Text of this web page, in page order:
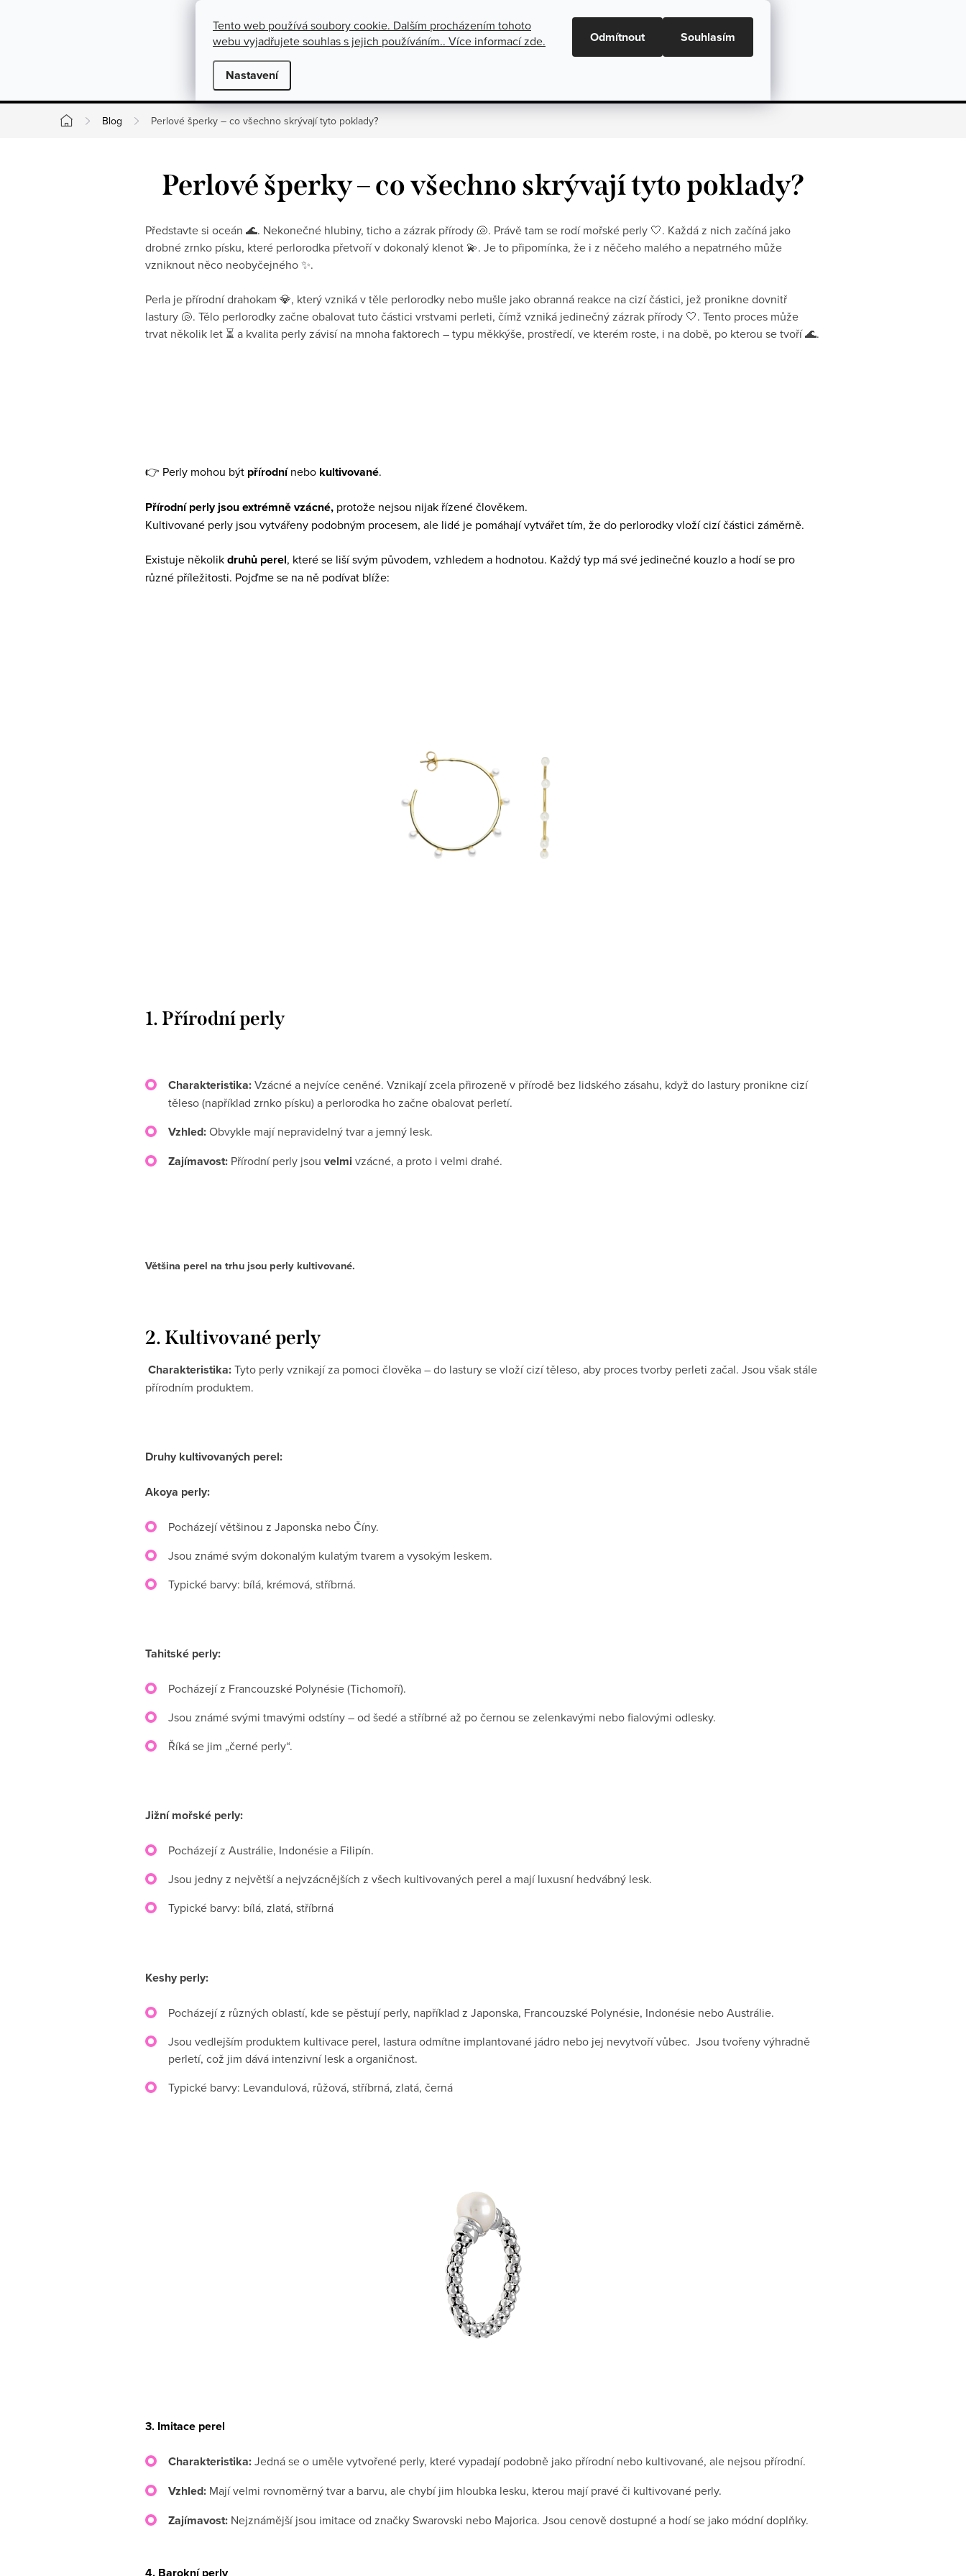
https://cz.pinterest.com/shoppenuela/
Tento web používá soubory cookie. Dalším procházením tohoto
webu vyjadřujete souhlas s jejich používáním.. Více informacízde.
Nastavení
Odmítnout Souhlasím
Podmínky pro výměnu, vrácení a reklamaci Oznámení o zrušení platby dobírkou Všeobecné obchodní podmínky, GDPR a GPSR
Novinky
Domů
Blog Perlové šperky – co všechno skrývají tyto poklady?
Perlové šperky – co všechno skrývají tyto poklady?
Představte si oceán 🌊. Nekonečné hlubiny, ticho a zázrak přírody 🐚. Právě tam se rodí mořské perly 🤍. Každá z nich začíná jako
drobné zrnko písku, které perlorodka přetvoří v dokonalý klenot 💫. Je to připomínka, že i z něčeho malého a nepatrného může
vzniknout něco neobyčejného ✨.
Perla je přírodní drahokam 💎, který vzniká v těle perlorodky nebo mušle jako obranná reakce na cizí částici, jež pronikne dovnitř
lastury 🐚. Tělo perlorodky začne obalovat tuto částici vrstvami perleti, čímž vzniká jedinečný zázrak přírody 🤍. Tento proces může
trvat několik let ⏳ a kvalita perly závisí na mnoha faktorech – typu měkkýše, prostředí, ve kterém roste, i na době, po kterou se tvoří 🌊.
👉 Perly mohou být přírodnínebo kultivované.
Přírodní perly jsou extrémně vzácné, protože nejsou nijak řízené člověkem.
Kultivované perly jsou vytvářeny podobným procesem, ale lidé je pomáhají vytvářet tím, že do perlorodky vloží cizí částici záměrně.
Existuje několikdruhů perel, které se liší svým původem, vzhledem a hodnotou. Každý typ má své jedinečné kouzlo a hodí se pro
různé příležitosti. Pojďme se na ně podívat blíže:
1. Přírodní perly
Charakteristika:Vzácné a nejvíce ceněné. Vznikají zcela přirozeně v přírodě bez lidského zásahu, když do lastury pronikne cizí
těleso (například zrnko písku) a perlorodka ho začne obalovat perletí.
Vzhled:Obvykle mají nepravidelný tvar a jemný lesk.
Zajímavost: Přírodní perly jsou velmi vzácné, a proto i velmi drahé.
Většina perel na trhu jsou perly kultivované.
2. Kultivované perly
Charakteristika:Tyto perly vznikají za pomoci člověka – do lastury se vloží cizí těleso, aby proces tvorby perleti začal. Jsou však stále
přírodním produktem.
Druhy kultivovaných perel:
Akoya perly:
Pocházejí většinou z Japonska nebo Číny.
Jsou známé svým dokonalým kulatým tvarem a vysokým leskem.
Typické barvy: bílá, krémová, stříbrná.
Tahitské perly:
Pocházejí z Francouzské Polynésie (Tichomoří).
Jsou známé svými tmavými odstíny – od šedé a stříbrné až po černou se zelenkavými nebo fialovými odlesky.
Říká se jim „černé perly“.
Jižní mořské perly:
Pocházejí z Austrálie, Indonésie a Filipín.
Jsou jedny z největší a nejvzácnějších z všech kultivovaných perel a mají luxusní hedvábný lesk.
Typické barvy: bílá, zlatá, stříbrná
Keshy perly:
Pocházejí z různých oblastí, kde se pěstují perly, například z Japonska, Francouzské Polynésie, Indonésie nebo Austrálie.
Jsou vedlejším produktem kultivace perel, lastura odmítne implantované jádro nebo jej nevytvoří vůbec. Jsou tvořeny výhradně
perletí, což jim dává intenzivní lesk a organičnost.
Typické barvy: Levandulová, růžová, stříbrná, zlatá, černá
3. Imitace perel
Charakteristika:Jedná se o uměle vytvořené perly, které vypadají podobně jako přírodní nebo kultivované, ale nejsou přírodní.
Vzhled: Mají velmi rovnoměrný tvar a barvu, ale chybí jim hloubka lesku, kterou mají pravé či kultivované perly.
Zajímavost: Nejznámější jsou imitace od značky Swarovski nebo Majorica. Jsou cenově dostupné a hodí se jako módní doplňky.